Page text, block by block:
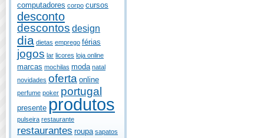
computadores corpo cursos
desconto
descontos design
dia dietas emprego férias
jogos lar licores loja online
marcas mochilas moda natal
novidades oferta online
perfume poker portugal
presente produtos
pulseira restaurante
restaurantes roupa sapatos